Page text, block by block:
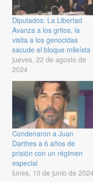
Diputados: La Libertad
Avanza a los gritos, la
visita a los genocidas
sacude el bloque mileísta
jueves, 22 de agosto de
2024
Condenaron a Juan
Darthes a 6 años de
prisión con un régimen
especial
lunes, 10 de junio de